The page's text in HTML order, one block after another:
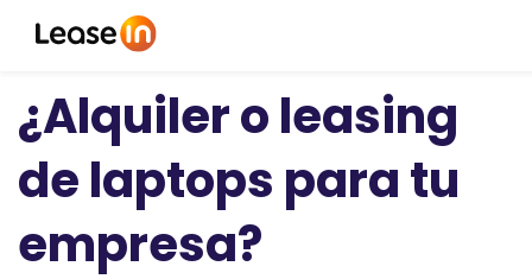
¿Alquiler o leasing
de laptops para tu
empresa?